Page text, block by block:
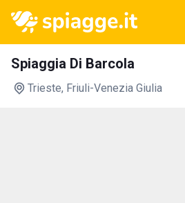
Spiaggia Di Barcola
Trieste, Friuli-Venezia Giulia